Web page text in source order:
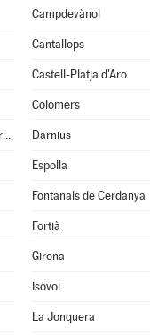
Campdevànol
Cantallops
Castell-Platja d'Aro
Colomers
Cruïlles, Monells i Sant Sadurní de l'Heura Darnius
Espolla
Fontanals de Cerdanya
Fortià
Girona
Isòvol
La Jonquera